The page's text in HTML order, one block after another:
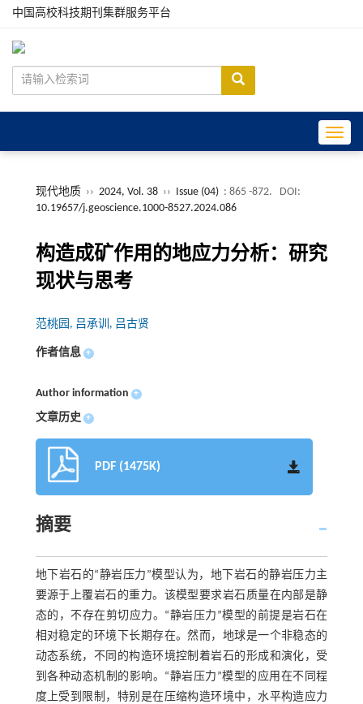
中国高校科技期刊集群服务平台
现代地质 ›› 2024, Vol. 38 ›› Issue (04) : 865 -872.
DOI:
10.19657/j.geoscience.1000-8527.2024.086
构造成矿作用的地应力分析：研究
现状与思考
范桃园, 吕承训, 吕古贤
作者信息 +
Author information +
文章历史 +
PDF (1475K)
摘要
地下岩石的“静岩压力”模型认为，地下岩石的静岩压力主
要源于上覆岩石的重力。该模型要求岩石质量在内部是静
态的，不存在剪切应力。“静岩压力”模型的前提是岩石在
相对稳定的环境下长期存在。然而，地球是一个非稳态的
动态系统，不同的构造环境控制着岩石的形成和演化，受
到各种动态机制的影响。“静岩压力”模型的应用在不同程
度上受到限制，特别是在压缩构造环境中，水平构造应力